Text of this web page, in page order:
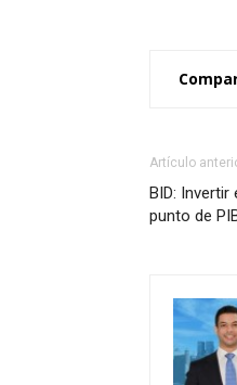
Artículo
BID: Invertir
punto de